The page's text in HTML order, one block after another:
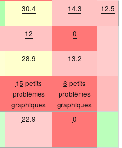
30.4 14.3 12.5
12 0
28.9 13.2
15 petits
problèmes
graphiques
6 petits
problèmes
graphiques
22.9 0